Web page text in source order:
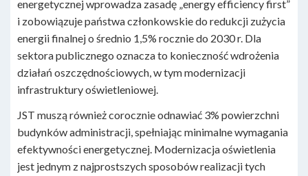
energetycznej wprowadza zasadę „energy efficiency first”
i zobowiązuje państwa członkowskie do redukcji zużycia
energii finalnej o średnio 1,5% rocznie do 2030 r. Dla
sektora publicznego oznacza to konieczność wdrożenia
działań oszczędnościowych, w tym modernizacji
infrastruktury oświetleniowej.
JST muszą również corocznie odnawiać 3% powierzchni
budynków administracji, spełniając minimalne wymagania
efektywności energetycznej. Modernizacja oświetlenia
jest jednym z najprostszych sposobów realizacji tych